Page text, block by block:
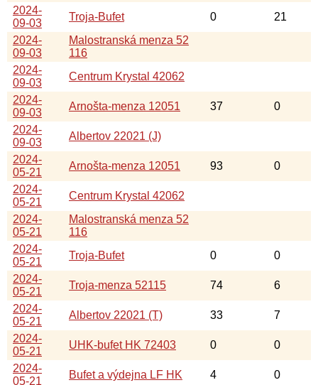
2024-
09-03
Troja-Bufet 0
21
2024-
09-03
Malostranská menza 52
116
2024-
09-03
Centrum Krystal 42062
2024-
09-03
Arnošta-menza 12051 37
0
2024-
09-03
Albertov 22021 (J)
2024-
05-21
Arnošta-menza 12051 93
0
2024-
05-21
Centrum Krystal 42062
2024-
05-21
Malostranská menza 52
116
2024-
05-21
Troja-Bufet 0
0
2024-
05-21
Troja-menza 52115 74
6
2024-
05-21
Albertov 22021 (T) 33
7
2024-
05-21
UHK-bufet HK 72403 0
0
2024-
05-21
Bufet a výdejna LF HK 4 0